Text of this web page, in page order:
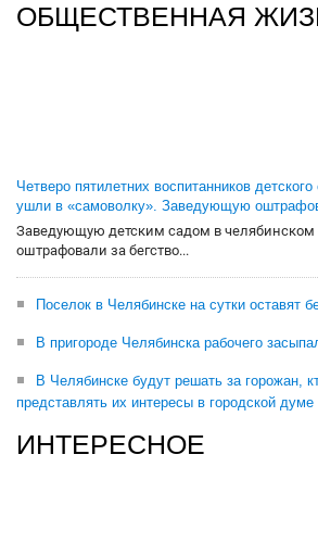
ОБЩЕСТВЕННАЯ
Четверо пятилетних воспитанников
ушли в «самоволку». Заведующую
Заведующую детским садом в челябинском
оштрафовали за бегство...
Поселок в Челябинске на сутки оставят
В пригороде Челябинска рабочего
В Челябинске будут решать за горожан,
представлять их интересы в городской думе
ИНТЕРЕСНОЕ